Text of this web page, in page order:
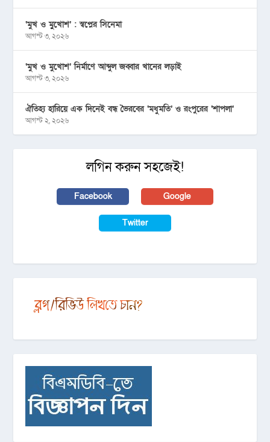
‘মুখ ও মু্খোশ’ : স্বপ্নের সিনেমা
আগস্ট ৩, ২০২৬
‘মুখ ও মুখোশ’ নির্মাণে আব্দুল জব্বার খানের লড়াই
আগস্ট ৩, ২০২৬
ঐতিহ্য হারিয়ে এক দিনেই বন্ধ ভৈরবের ‘মধুমতি’ ও রংপুরের ‘শাপলা’
আগস্ট ২, ২০২৬
লগিন করুন সহজেই!
Facebook Google
Twitter